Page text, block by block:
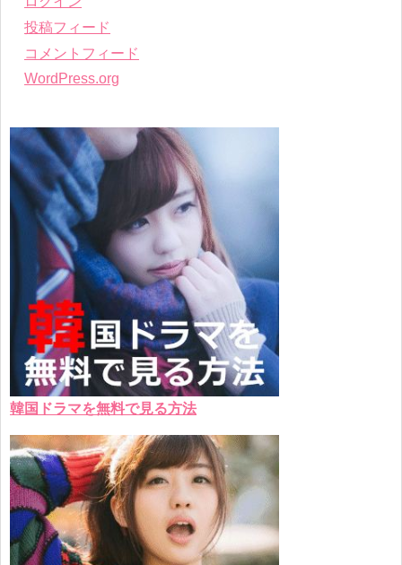
投稿フィード
コメントフィード
WordPress.org
韓国ドラマを無料で見る方法